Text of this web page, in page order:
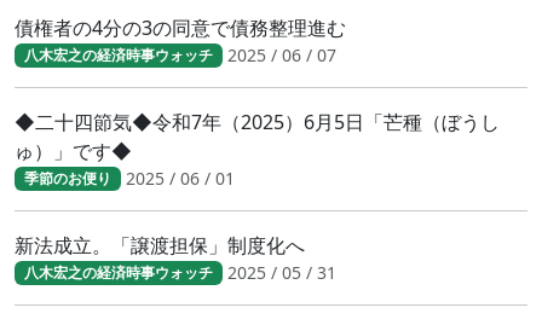
債権者の4分の3の同意で債務整理進む
八木宏之の経済時事ウォッチ 2025 / 06 / 07
◆二十四節気◆令和7年（2025）6月5日「芒種（ぼうし
ゅ）」です◆
季節のお便り 2025 / 06 / 01
新法成立。「譲渡担保」制度化へ
八木宏之の経済時事ウォッチ 2025 / 05 / 31